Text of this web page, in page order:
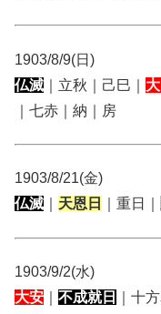
1903/8/9(日)
仏滅 ｜立秋｜己巳｜
｜七赤｜納｜房
1903/8/21(金)
仏滅
天恩日 ｜重日｜
1903/9/2(水)
大安
不成就日
｜十